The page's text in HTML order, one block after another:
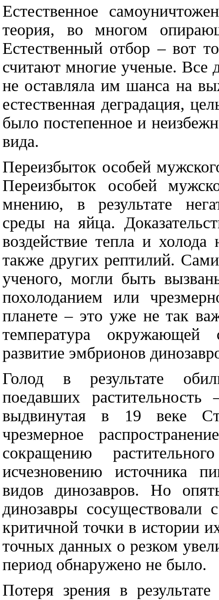
Естественное
теория, во многом
Естественный отбор – вот
считают многие ученые. Все
не оставляла им шанса на
естественная деградация,
было постепенное и
вида.
Переизбыток особей
Переизбыток особей
мнению, в результате
среды на яйца.
воздействие тепла и
также других рептилий.
ученого, могли быть
похолоданием или
планете – это уже не так
температура окружающей
развитие эмбрионов
Голод в результате
поедавших
выдвинутая в 19 веке
чрезмерное
сокращению
исчезновению источника
видов динозавров. Но
динозавры
критичной точки в истории
точных данных о резком
период обнаружено не было.
Потеря зрения в